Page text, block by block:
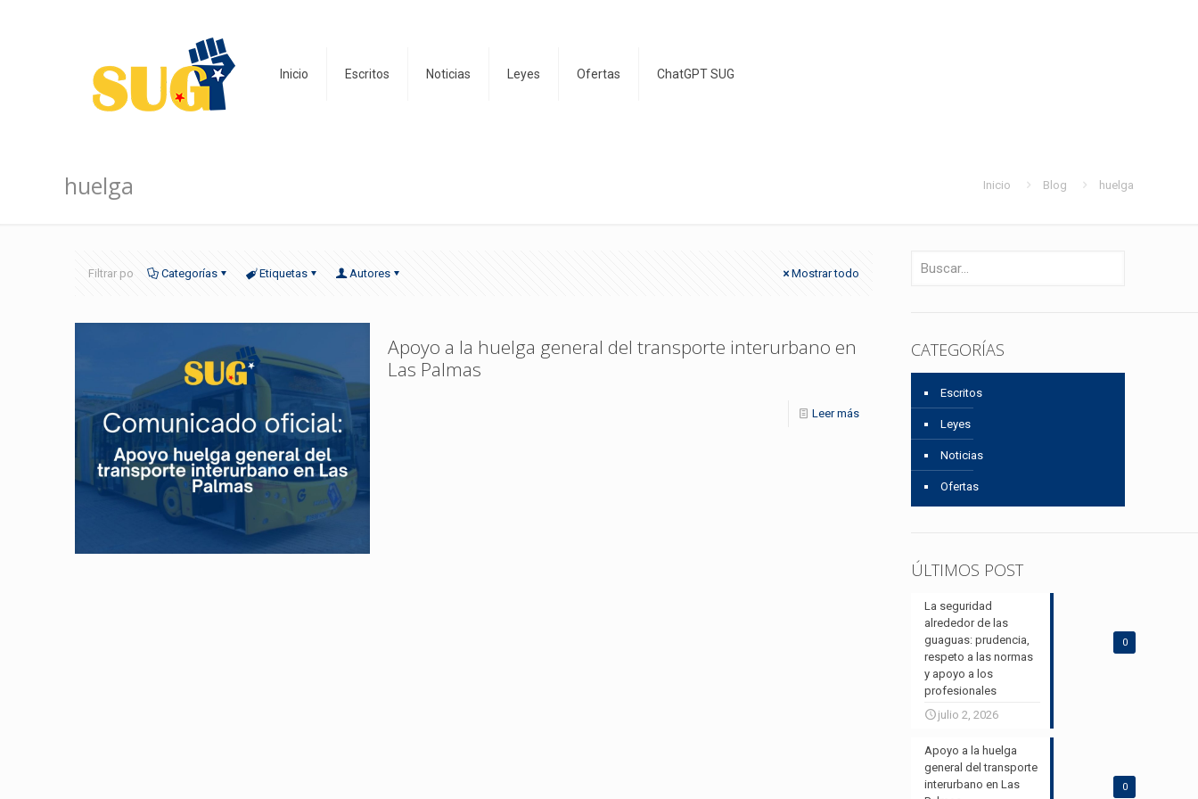
Inicio Escritos Noticias Leyes Ofertas ChatGPT SUG
huelga Inicio Blog huelga
Filtrar po Categorías Etiquetas Autores Mostrar todo
Apoyo a la huelga general del transporte interurbano en
Las Palmas
Leer más
CATEGORÍAS
Escritos
Leyes
Noticias
Ofertas
ÚLTIMOS POST
0
La seguridad
alrededor de las
guaguas: prudencia,
respeto a las normas
y apoyo a los
profesionales
julio 2, 2026
0
Apoyo a la huelga
general del transporte
interurbano en Las